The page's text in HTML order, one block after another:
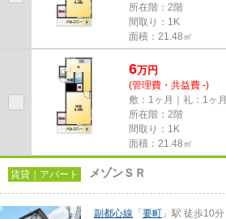
所在階：2階
間取り：1K
面積：21.48㎡
6万円
(管理費・共益費 -)
敷：1ヶ月｜礼：1ヶ月
所在階：2階
間取り：1K
面積：21.48㎡
賃貸｜アパート メゾンＳＲ
副都心線 「 要町 」駅 徒歩10分